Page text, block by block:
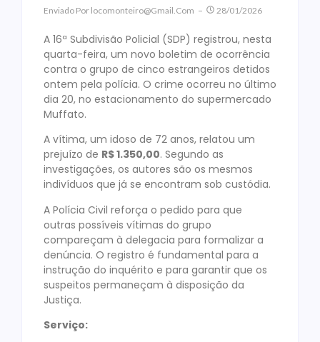
Enviado Por Locomonteiro@gmail.com 28/01/2026
A 16ª Subdivisão Policial (SDP) registrou, nesta
quarta-feira, um novo boletim de ocorrência
contra o grupo de cinco estrangeiros detidos
ontem pela polícia. O crime ocorreu no último
dia 20, no estacionamento do supermercado
Muffato.
A vítima, um idoso de 72 anos, relatou um
prejuízo de R$ 1.350,00. Segundo as
investigações, os autores são os mesmos
indivíduos que já se encontram sob custódia.
A Polícia Civil reforça o pedido para que
outras possíveis vítimas do grupo
compareçam à delegacia para formalizar a
denúncia. O registro é fundamental para a
instrução do inquérito e para garantir que os
suspeitos permaneçam à disposição da
Justiça.
Serviço: